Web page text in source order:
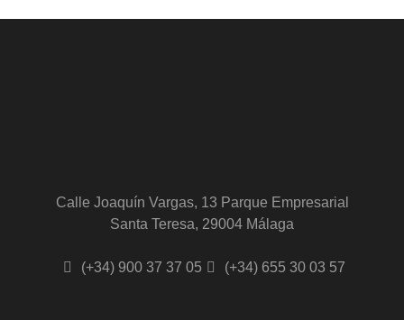
Calle Joaquín Vargas, 13 Parque Empresarial
Santa Teresa, 29004 Málaga
(+34) 900 37 37 05 (+34) 655 30 03 57